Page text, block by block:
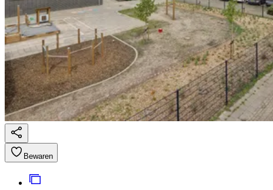
Bewaren